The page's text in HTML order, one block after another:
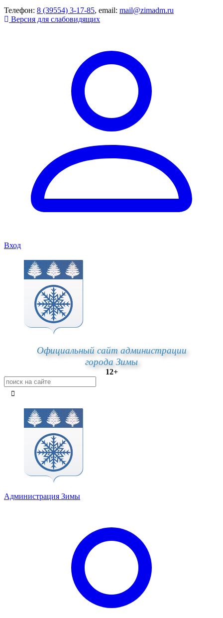
Телефон: 8 (39554) 3-17-85, email: mail@zimadm.ru
Версия для слабовидящих
Вход
Официальный сайт администрации
города Зимы
12+
Администрация Зимы